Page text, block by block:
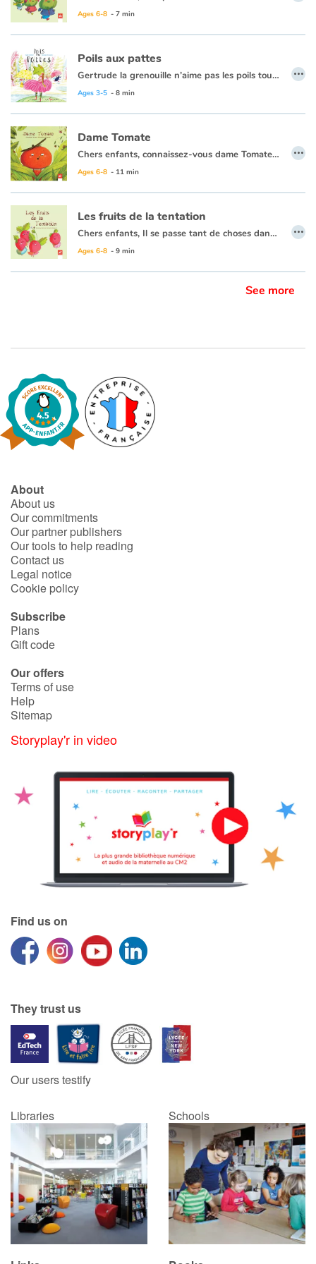
Ages 6-8 - 7 min
Poils aux pattes
Gertrude la grenouille n’aime pas les poils tout raides qu’elle a aux pattes, et encore moins les moqueries que lui lancent les autres grenouilles. Elle déménage dans une mare plus tranquille, où personne ne peut rire d’elle. Sa rencontre avec un crapaud à la peau toute rose lui apprendra une belle leçon sur l’acceptation de la différence, et les nouveaux amis vivront fièrement avec leurs poils et leur peau rose, en laissant les méchancetés « glisser sur eux sans jamais les atteindre ».
Ages 3-5 - 8 min
…
Dame Tomate
Chers enfants, connaissez-vous dame Tomate, l'aventurière du potager, ou la demoiselle Citrouille qui rêve d'être une star, et puis ce petit Radis, amoureux de la Pâquerette, si différente de lui ? Ces contes drôles et pas comme les autres vous feront vivre des aventures fabuleuses. Vous ne regarderez plus les potagers de la même manière. Mais chuuut ! Ecoutez, ou lisez plutôt... Vous serez surpris !
Ages 6-8 - 11 min
…
Les fruits de la tentation
Chers enfants, Il se passe tant de choses dans un potager, qu'on peut à peine l'imaginer ! Depuis quelque temps, Dr Navet et Sir Poireau, deux singuliers détectives, volent au secours des habitants du potager. Au cours de leurs enquêtes, ils résolvent énigmes et secrets. Si vous voulez connaître le secret des jolies fraises joufflues, il vous faudra suivre les deux détectives. Alors, approchez-vous ! Ils vous attendent !
Ages 6-8 - 9 min
…
See more
About
About us
Our commitments
Our partner publishers
Our tools to help reading
Contact us
Legal notice
Cookie policy
Subscribe
Plans
Gift code
Our offers
Terms of use
Help
Sitemap
Storyplay'r in video
Find us on
They trust us
Our users testify
Libraries Schools